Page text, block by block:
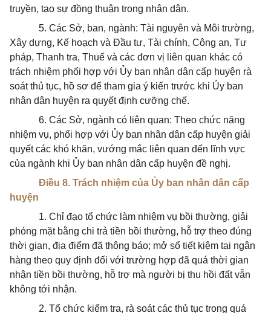
truyền, tạo sự đồng thuận trong nhân dân.
5. Các Sở, ban, ngành: Tài nguyên và Môi trường,
Xây dựng, Kế hoạch và Đầu tư, Tài chính, Công an, Tư
pháp, Thanh tra, Thuế và các đơn vị liên quan khác có
trách nhiệm phối hợp với Ủy ban nhân dân cấp huyện rà
soát thủ tục, hồ sơ để tham gia ý kiến trước khi Ủy ban
nhân dân huyện ra quyết định cưỡng chế.
6. Các Sở, ngành có liên quan: Theo chức năng
nhiệm vụ, phối hợp với Ủy ban nhân dân cấp huyện giải
quyết các khó khăn, vướng mắc liên quan đến lĩnh vực
của ngành khi Ủy ban nhân dân cấp huyện đề nghị.
Điều 8. Trách nhiệm của Ủy ban nhân dân cấp
huyện
1. Chỉ đạo tổ chức làm nhiệm vụ bồi thường, giải
phóng mặt bằng chi trả tiền bồi thường, hỗ trợ theo đúng
thời gian, địa điểm đã thông báo; mở sổ tiết kiệm tại ngân
hàng theo quy định đối với trường hợp đã quá thời gian
nhận tiền bồi thường, hỗ trợ mà người bị thu hồi đất vẫn
không tới nhận.
2. Tổ chức kiểm tra, rà soát các thủ tục trong quá